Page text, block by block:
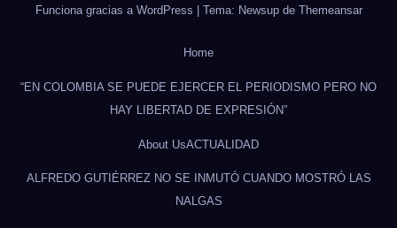
Funciona gracias a WordPress | Tema: Newsup de Themeansar
Home
“EN COLOMBIA SE PUEDE EJERCER EL PERIODISMO PERO NO
HAY LIBERTAD DE EXPRESIÓN”
About UsACTUALIDAD
ALFREDO GUTIÉRREZ NO SE INMUTÓ CUANDO MOSTRÓ LAS
NALGAS